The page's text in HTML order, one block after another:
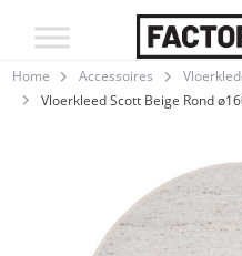
Home Accessoires
Vloerkleed Scott Beige Rond